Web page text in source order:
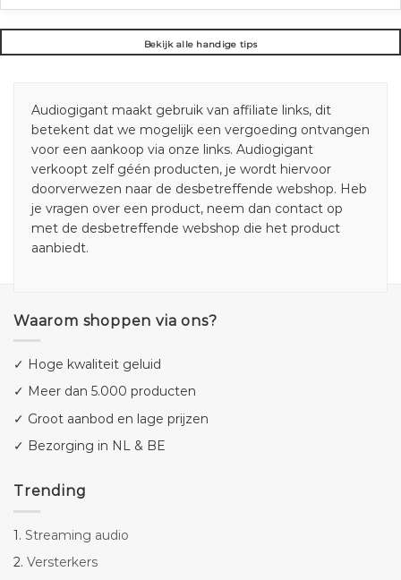
Bekijk alle handige tips
Audiogigant maakt gebruik van affiliate links, dit
betekent dat we mogelijk een vergoeding ontvangen
voor een aankoop via onze links. Audiogigant
verkoopt zelf géén producten, je wordt hiervoor
doorverwezen naar de desbetreffende webshop. Heb
je vragen over een product, neem dan contact op
met de desbetreffende webshop die het product
aanbiedt.
Waarom shoppen via ons?
✓ Hoge kwaliteit geluid
✓ Meer dan 5.000 producten
✓ Groot aanbod en lage prijzen
✓ Bezorging in NL & BE
Trending
1. Streaming audio
2. Versterkers